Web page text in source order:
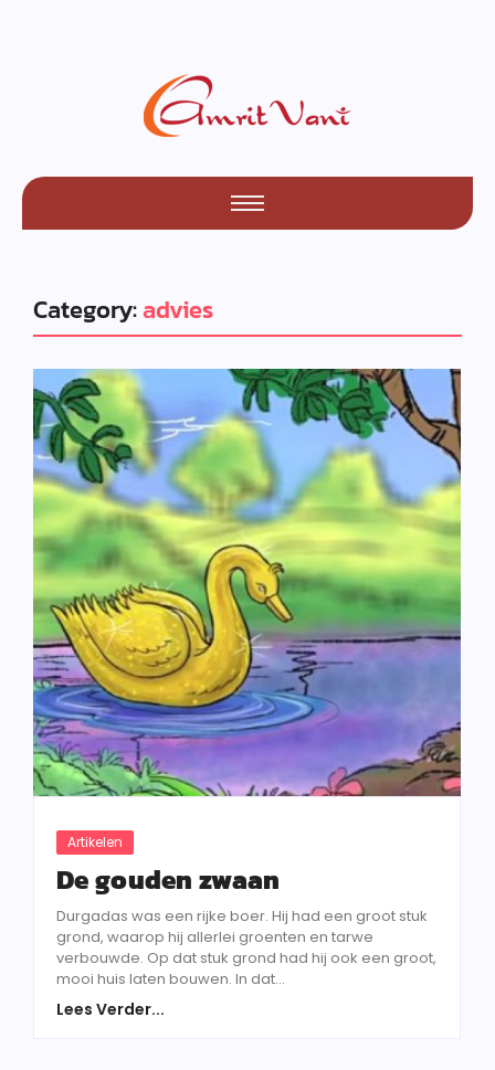
Category:advies
Artikelen
De gouden zwaan
Durgadas was een rijke boer. Hij had een groot stuk
grond, waarop hij allerlei groenten en tarwe
verbouwde. Op dat stuk grond had hij ook een groot,
mooi huis laten bouwen. In dat...
Lees Verder...